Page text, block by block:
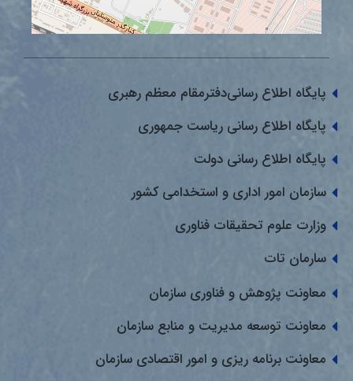
پایگاه اطلاع رسانی‌دفترمقام معظم رهبری
پایگاه اطلاع رسانی ریاست جمهوری
پایگاه اطلاع رسانی دولت
سازمان امور اداری و استخدامی کشور
وزارت علوم تحقیقات فناوری
سارمان تات
معاونت پژوهش و فناوری سازمان
معاونت توسعه مدیریت و منابع سازمان
معاونت برنامه ریزی و امور اقتصادی سازمان